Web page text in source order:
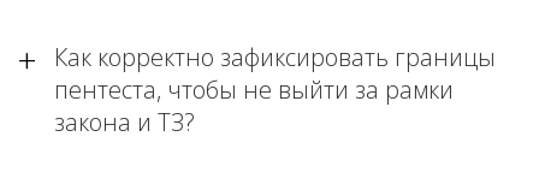
Как корректно зафиксировать границы
пентеста, чтобы не выйти за рамки
закона и ТЗ?